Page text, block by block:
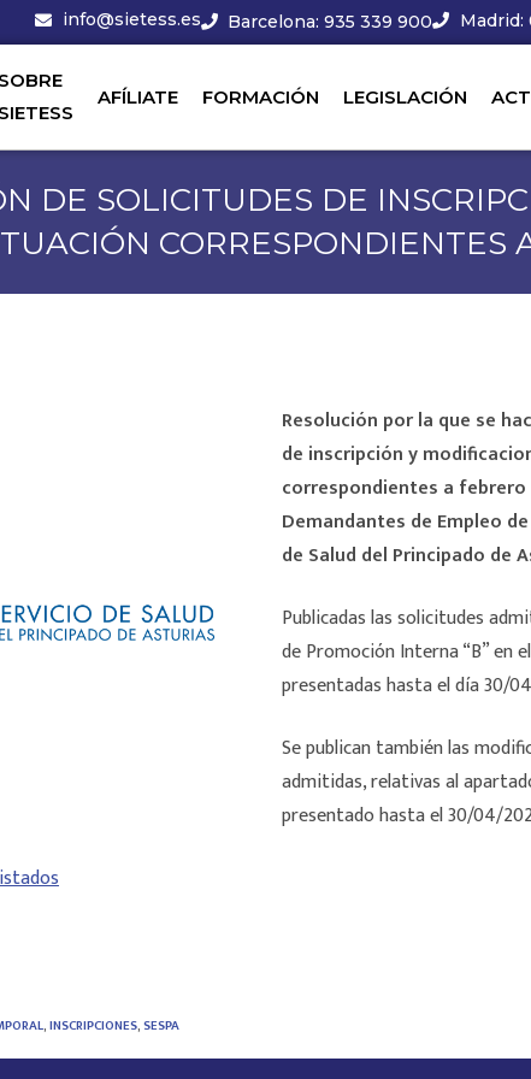
info@sietess.es Barcelona: 935 339 900 Madrid:
SOBRE
SIETESS
AFÍLIATE FORMACIÓN LEGISLACIÓN
DE SOLICITUDES DE
CORRESPONDIENTES
Resolución por la que se
de inscripción y
correspondientes a febrero
Demandantes de Empleo
de Salud del Principado de
Publicadas las solicitudes
de Promoción Interna “B” en
presentadas hasta el día 30/
Se publican también las
admitidas, relativas al
presentado hasta el 30/04/
,INSCRIPCIONES,SESPA